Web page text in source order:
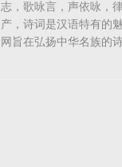
志，歌咏言，声依咏，
产，诗词是汉语特有的
网旨在弘扬中华名族的